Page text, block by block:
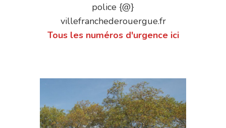
police {@}
villefranchederouergue.fr
Tous les numéros d'urgence ici